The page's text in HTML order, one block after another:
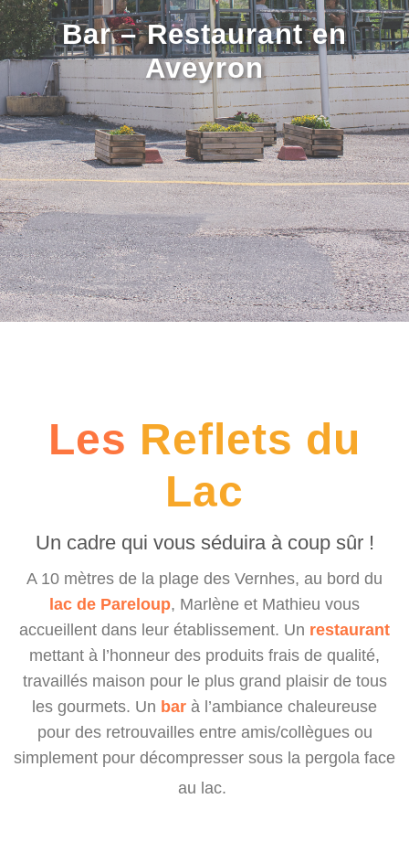
Bar – Restaurant en
Aveyron
Les Reflets du
Lac
Un cadre qui vous séduira à coup sûr !
A 10 mètres de la plage des Vernhes, au bord du
lac de Pareloup, Marlène et Mathieu vous
accueillent dans leur établissement. Un restaurant
mettant à l’honneur des produits frais de qualité,
travaillés maison pour le plus grand plaisir de tous
les gourmets. Un bar à l’ambiance chaleureuse
pour des retrouvailles entre amis/collègues ou
simplement pour décompresser sous la pergola face
au lac.